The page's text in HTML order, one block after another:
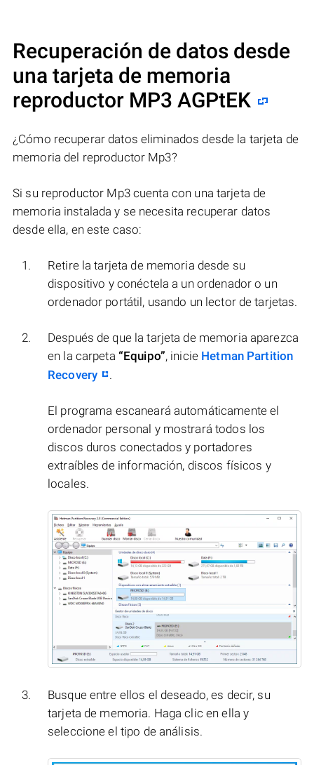
Recuperación de datos desde
una tarjeta de memoria
reproductor MP3 AGPtEK
¿Cómo recuperar datos eliminados desde la tarjeta de
memoria del reproductor Mp3?
Si su reproductor Mp3 cuenta con una tarjeta de
memoria instalada y se necesita recuperar datos
desde ella, en este caso:
Retire la tarjeta de memoria desde su
dispositivo y conéctela a un ordenador o un
ordenador portátil, usando un lector de tarjetas.
Después de que la tarjeta de memoria aparezca
en la carpeta “Equipo”, inicie Hetman Partition
Recovery
.
El programa escaneará automáticamente el
ordenador personal y mostrará todos los
discos duros conectados y portadores
extraíbles de información, discos físicos y
locales.
Busque entre ellos el deseado, es decir, su
tarjeta de memoria. Haga clic en ella y
seleccione el tipo de análisis.